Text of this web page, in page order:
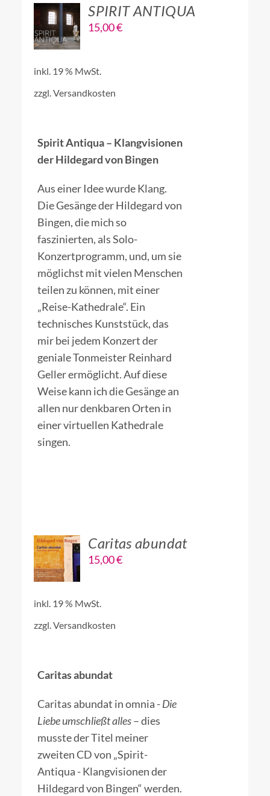
5
Gesamtbewertungen
IN
DEN
WARENKORB
/
SPIRIT ANTIQUA
15,00€
inkl. 19 % MwSt.
zzgl.Versandkosten
Spirit Antiqua – Klangvisionen
der Hildegard von Bingen
Aus einer Idee wurde Klang.
Die Gesänge der Hildegard von
Bingen, die mich so
faszinierten, als Solo-
Konzertprogramm, und, um sie
möglichst mit vielen Menschen
teilen zu können, mit einer
„Reise-Kathedrale“. Ein
technisches Kunststück, das
mir bei jedem Konzert der
geniale Tonmeister Reinhard
Geller ermöglicht. Auf diese
Weise kann ich die Gesänge an
allen nur denkbaren Orten in
einer virtuellen Kathedrale
singen.
DEN
WARENKORB
/
Caritas abundat
15,00€
inkl. 19 % MwSt.
zzgl.Versandkosten
Caritas abundat
Caritas abundat in omnia -Die
Liebe umschließt alles– dies
musste der Titel meiner
zweiten CD von „Spirit-
Antiqua - Klangvisionen der
Hildegard von Bingen“ werden.